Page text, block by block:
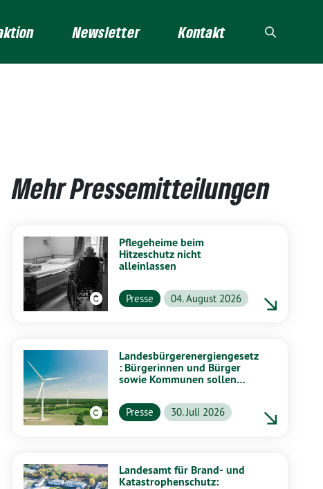
Newsletter Kontakt
Mehr Pressemitteilungen
Pflegeheime beim
Hitzeschutz nicht
alleinlassen
Presse 04. August 2026
Landesbürgerenergiengesetz
: Bürgerinnen und Bürger
sowie Kommunen sollen
profitieren
Presse 30. Juli 2026
Landesamt für Brand- und
Katastrophenschutz: